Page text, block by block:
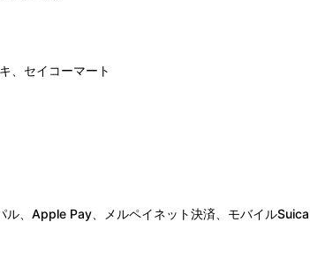
、セイコーマート
、Apple Pay、メルペイネット決済、モバイルSuica